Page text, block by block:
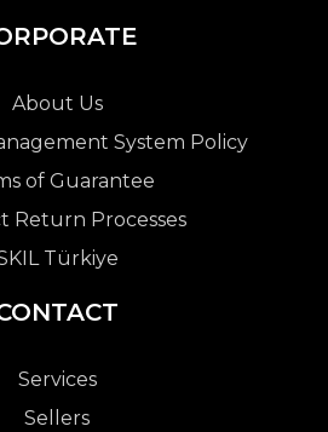
About Us
System Policy
of Guarantee
Return Processes
Türkiye
Services
Sellers